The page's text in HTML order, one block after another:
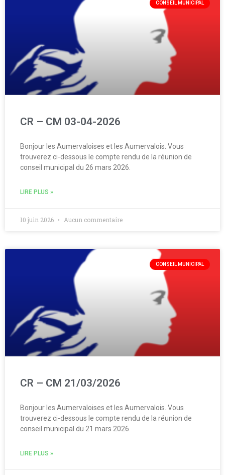
CONSEIL MUNICIPAL
CR – CM 03-04-2026
Bonjour les Aumervaloises et les Aumervalois. Vous
trouverez ci-dessous le compte rendu de la réunion de
conseil municipal du 26 mars 2026.
LIRE PLUS »
10 juin 2026 Aucun commentaire
CONSEIL MUNICIPAL
CR – CM 21/03/2026
Bonjour les Aumervaloises et les Aumervalois. Vous
trouverez ci-dessous le compte rendu de la réunion de
conseil municipal du 21 mars 2026.
LIRE PLUS »